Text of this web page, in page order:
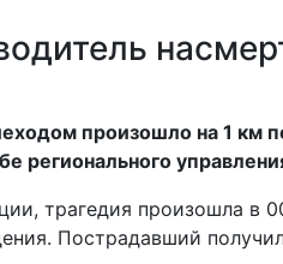
произошло на 1 км
регионального
трагедия произошла в
Пострадавший